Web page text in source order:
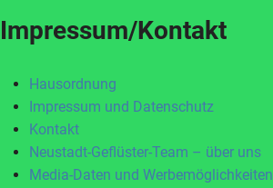
Impressum/Kontakt
Hausordnung
Impressum und Datenschutz
Kontakt
Neustadt-Geflüster-Team – über uns
Media-Daten und Werbemöglichkeiten